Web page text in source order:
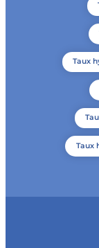
Taux
Taux